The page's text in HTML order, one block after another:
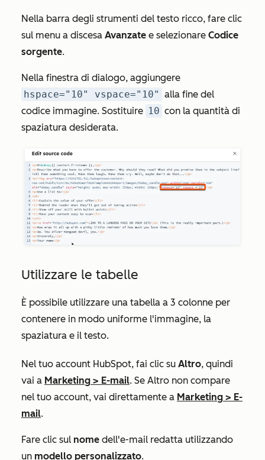
Nella barra degli strumenti del testo ricco, fare clic
sul menu a discesa Avanzate e selezionare Codice
sorgente.
Nella finestra di dialogo, aggiungere
hspace="10" vspace="10" alla fine del
codice immagine. Sostituire 10 con la quantità di
spaziatura desiderata.
Utilizzare le tabelle
È possibile utilizzare una tabella a 3 colonne per
contenere in modo uniforme l'immagine, la
spaziatura e il testo.
Nel tuo account HubSpot, fai clic su Altro, quindi
vai a Marketing > E-mail. Se Altro non compare
nel tuo account, vai direttamente a Marketing > E-
mail.
Fare clic sul nome dell'e-mail redatta utilizzando
un modello personalizzato.